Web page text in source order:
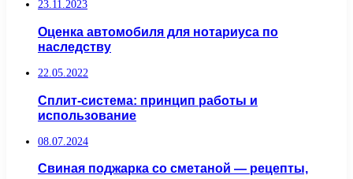
23.11.2023
Оценка автомобиля для нотариуса по
наследству
22.05.2022
Сплит-система: принцип работы и
использование
08.07.2024
Свиная поджарка со сметаной — рецепты,